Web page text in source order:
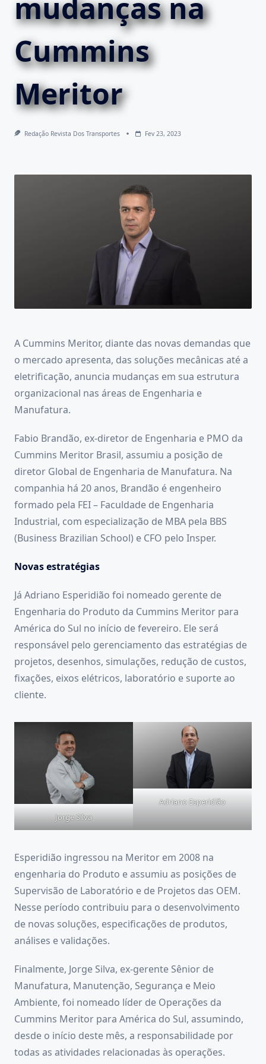
mudanças na
Cummins
Meritor
Redação Revista Dos Transportes Fev 23, 2023
A Cummins Meritor, diante das novas demandas que
o mercado apresenta, das soluções mecânicas até a
eletrificação, anuncia mudanças em sua estrutura
organizacional nas áreas de Engenharia e
Manufatura.
Fabio Brandão, ex-diretor de Engenharia e PMO da
Cummins Meritor Brasil, assumiu a posição de
diretor Global de Engenharia de Manufatura. Na
companhia há 20 anos, Brandão é engenheiro
formado pela FEI – Faculdade de Engenharia
Industrial, com especialização de MBA pela BBS
(Business Brazilian School) e CFO pelo Insper.
Novas estratégias
Já Adriano Esperidião foi nomeado gerente de
Engenharia do Produto da Cummins Meritor para
América do Sul no início de fevereiro. Ele será
responsável pelo gerenciamento das estratégias de
projetos, desenhos, simulações, redução de custos,
fixações, eixos elétricos, laboratório e suporte ao
cliente.
Jorge Silva
Adriano Esperidião
Esperidião ingressou na Meritor em 2008 na
engenharia do Produto e assumiu as posições de
Supervisão de Laboratório e de Projetos das OEM.
Nesse período contribuiu para o desenvolvimento
de novas soluções, especificações de produtos,
análises e validações.
Finalmente, Jorge Silva, ex-gerente Sênior de
Manufatura, Manutenção, Segurança e Meio
Ambiente, foi nomeado líder de Operações da
Cummins Meritor para América do Sul, assumindo,
desde o início deste mês, a responsabilidade por
todas as atividades relacionadas às operações.